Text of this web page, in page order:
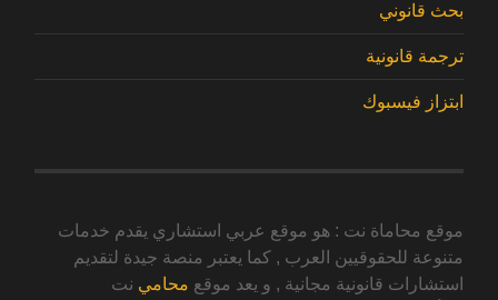
بحث قانوني
ترجمة قانونية
ابتزاز فيسبوك
موقع محاماة نت : هو موقع عربي استشاري يقدم خدمات
متنوعة للحقوقيين العرب , كما يعتبر منصة جيدة لتقديم
استشارات قانونية مجانية , و يعد موقع محامي نت